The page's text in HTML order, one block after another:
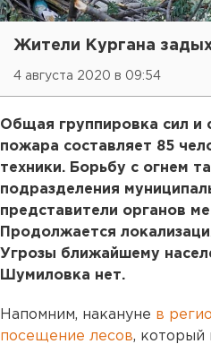
Жители Кургана
4 августа 2020 в 09:54
Общая группировка сил и
пожара составляет 85
техники. Борьбу с огнем
подразделения
представители органов
Продолжается
Угрозы ближайшему
Шумиловка нет.
Напомним, накануне в
посещение лесов, который